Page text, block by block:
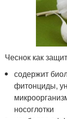
Чеснок как
содержит
фитонциды,
носоглотки